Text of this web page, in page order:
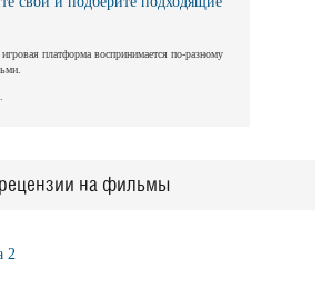
платформа воспринимается по-разному
рецензии на фильмы
2